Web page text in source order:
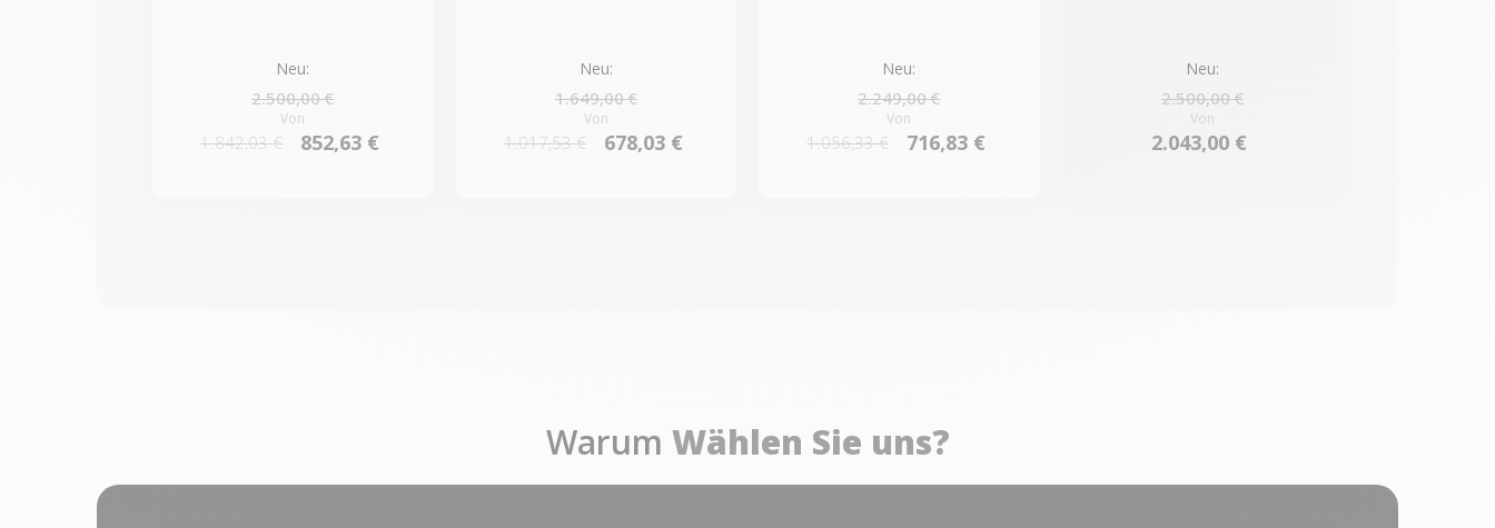
Neu:
2.500,00 €
Von
1.842,03 € 852,63 €
Neu:
1.649,00 €
Von
1.017,53 € 678,03 €
Neu:
2.249,00 €
Von
1.056,33 € 716,83 €
Neu:
2.500,00 €
Von
2.043,00 €
Warum Wählen Sie uns?